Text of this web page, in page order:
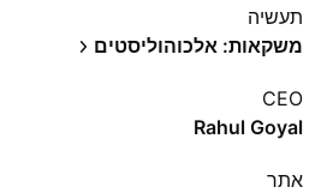
תעשיה
משקאות: אלכוהוליסטים
CEO
Rahul Goyal
אתר‏